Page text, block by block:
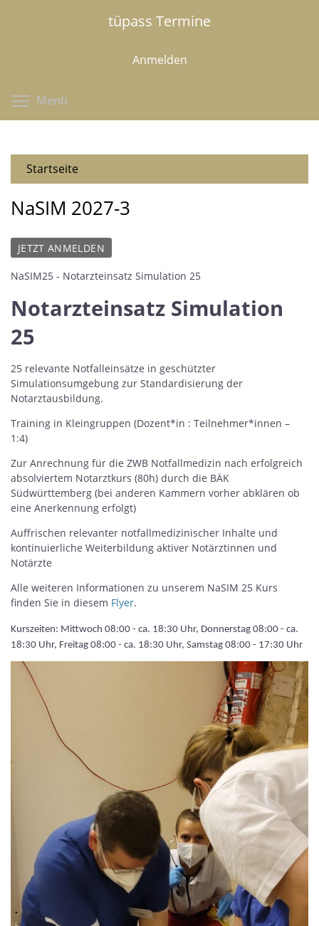
tüpass Termine
Anmelden
Menü
Startseite
NaSIM 2027-3
JETZT ANMELDEN
NaSIM25 - Notarzteinsatz Simulation 25
Notarzteinsatz Simulation
25
25 relevante Notfalleinsätze in geschützter
Simulationsumgebung zur Standardisierung der
Notarztausbildung.
Training in Kleingruppen (Dozent*in : Teilnehmer*innen –
1:4)
Zur Anrechnung für die ZWB Notfallmedizin nach erfolgreich
absolviertem Notarztkurs (80h) durch die BÄK
Südwürttemberg (bei anderen Kammern vorher abklären ob
eine Anerkennung erfolgt)
Auffrischen relevanter notfallmedizinischer Inhalte und
kontinuierliche Weiterbildung aktiver Notärztinnen und
Notärzte
Alle weiteren Informationen zu unserem NaSIM 25 Kurs
finden Sie in diesem Flyer.
Kurszeiten: Mittwoch 08:00 - ca. 18:30 Uhr, Donnerstag 08:00 - ca.
18:30 Uhr, Freitag 08:00 - ca. 18:30 Uhr, Samstag 08:00 - 17:30 Uhr